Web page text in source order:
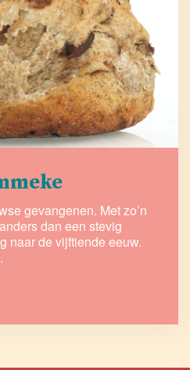
gevangenen. Met zo’n
dan een stevig
naar de vijftiende eeuw.